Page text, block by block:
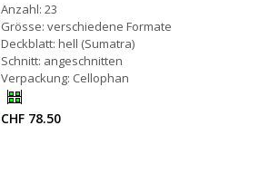
Anzahl: 23
Grösse: verschiedene Formate
Deckblatt: hell (Sumatra)
Schnitt: angeschnitten
Verpackung: Cellophan
CHF 78.50